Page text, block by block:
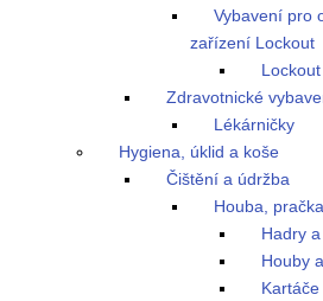
Vybavení pro
zařízení Lockout
Zdravotnické
Lékárničky
Hygiena, úklid a koše
Čištění a údržba
Houba,
Hadry
Houby